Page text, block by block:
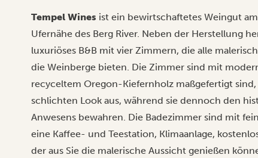
Tempel Wines ist ein bewirtschaftetes Weingut
Ufernähe des Berg River. Neben der Herstellung
luxuriöses B&B mit vier Zimmern, die alle
die Weinberge bieten. Die Zimmer sind mit
recyceltem Oregon-Kiefernholz maßgefertigt
schlichten Look aus, während sie dennoch den
Anwesens bewahren. Die Badezimmer sind mit
eine Kaffee- und Teestation, Klimaanlage,
der aus Sie die malerische Aussicht genießen